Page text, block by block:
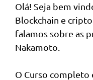
Olá! Seja bem
Blockchain e
falamos sobre as
Nakamoto.
O Curso completo